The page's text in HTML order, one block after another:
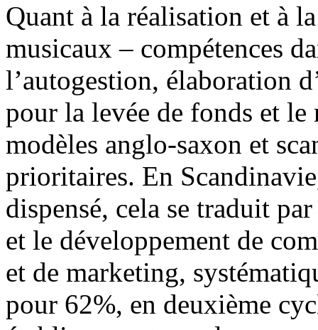
Quant à la réalisation et à
musicaux – compétences
l’autogestion, élaboration
pour la levée de fonds et
modèles anglo-saxon et
prioritaires. En
dispensé, cela se traduit
et le développement de
et de marketing,
pour 62%, en deuxième